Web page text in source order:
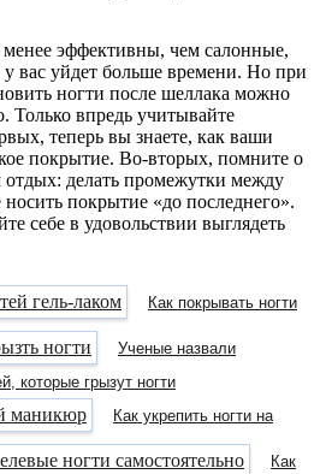
эффективны, чем салонные,
вас уйдет больше времени. Но при
ногти после шеллака можно
Только впредь учитывайте
теперь вы знаете, как ваши
покрытие. Во-вторых, помните о
отдых: делать промежутки между
покрытие «до последнего».
себе в удовольствии выглядеть
Как покрывать ногти
Ученые назвали
которые грызут ногти
Как укрепить ногти на
Как